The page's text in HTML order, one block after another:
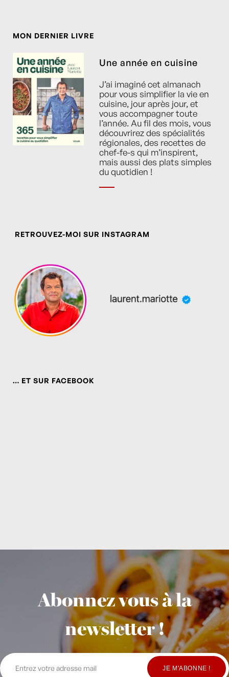
MON DERNIER LIVRE
Une année en cuisine
J’ai imaginé cet almanach
pour vous simplifier la vie en
cuisine, jour après jour, et
vous accompagner toute
l’année. Au fil des mois, vous
découvrirez des spécialités
régionales, des recettes de
chef-fe-s qui m’inspirent,
mais aussi des plats simples
du quotidien !
RETROUVEZ-MOI SUR INSTAGRAM
… ET SUR FACEBOOK
Abonnez vous à la
newsletter !